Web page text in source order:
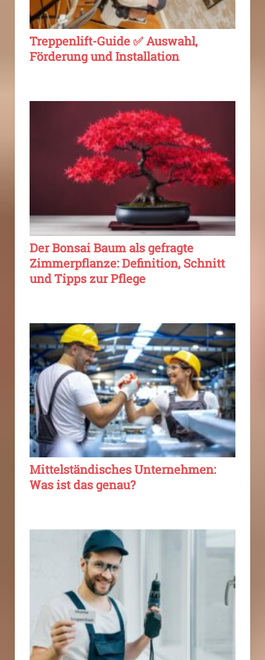
Treppenlift-Guide ✅ Auswahl,
Förderung und Installation
Der Bonsai Baum als gefragte
Zimmerpflanze: Definition, Schnitt
und Tipps zur Pflege
Mittelständisches Unternehmen:
Was ist das genau?